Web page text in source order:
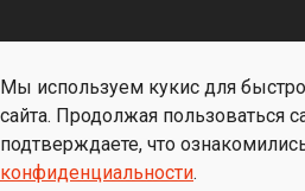
Мы используем кукис для
сайта. Продолжая пользоваться
подтверждаете, что
конфиденциальности.